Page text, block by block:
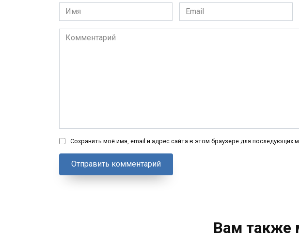
Имя
*
Email
*
Комментарий
Сохранить моё имя, email и адрес сайта в этом браузере для последующих
Вам также